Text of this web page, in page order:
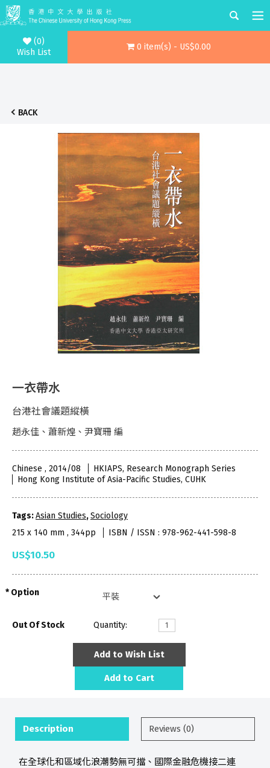
(0)
Wish List
0 item(s) - US$0.00
BACK
一衣帶水
台港社會議題縱橫
趙永佳、蕭新煌、尹寶珊 編
Chinese , 2014/08
HKIAPS, Research Monograph Series
Hong Kong Institute of Asia-Pacific Studies, CUHK
Tags:Asian Studies,Sociology
215 x 140 mm , 344pp
ISBN / ISSN : 978-962-441-598-8
US$10.50
Option
Out Of Stock Quantity:
Add to Wish List
Add to Cart
Description Reviews (0)
在全球化和區域化浪潮勢無可擋、國際金融危機接二連